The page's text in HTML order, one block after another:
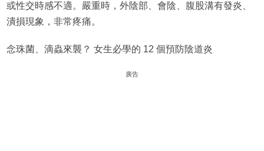
或性交時感不適。嚴重時，外陰部、會陰、腹股溝有發炎、
潰損現象，非常疼痛。
念珠菌、滴蟲來襲？ 女生必學的 12 個預防陰道炎
廣告